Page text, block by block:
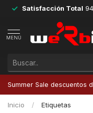
Satisfacción Total
MENÚ
Summer Sale descuentos
Inicio / Etiquetas